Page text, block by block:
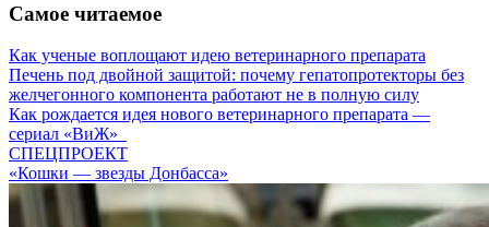
Самое читаемое
Как ученые воплощают идею ветеринарного препарата
Печень под двойной защитой: почему гепатопротекторы без
желчегонного компонента работают не в полную силу
Как рождается идея нового ветеринарного препарата —
сериал «ВиЖ»
СПЕЦПРОЕКТ
«Кошки — звезды Донбасса»